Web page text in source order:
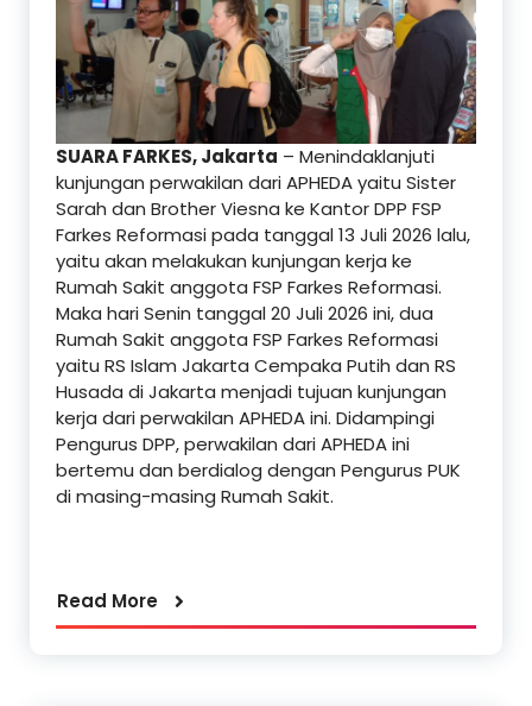
SUARA FARKES, Jakarta – Menindaklanjuti
kunjungan perwakilan dari APHEDA yaitu Sister
Sarah dan Brother Viesna ke Kantor DPP FSP
Farkes Reformasi pada tanggal 13 Juli 2026 lalu,
yaitu akan melakukan kunjungan kerja ke
Rumah Sakit anggota FSP Farkes Reformasi.
Maka hari Senin tanggal 20 Juli 2026 ini, dua
Rumah Sakit anggota FSP Farkes Reformasi
yaitu RS Islam Jakarta Cempaka Putih dan RS
Husada di Jakarta menjadi tujuan kunjungan
kerja dari perwakilan APHEDA ini. Didampingi
Pengurus DPP, perwakilan dari APHEDA ini
bertemu dan berdialog dengan Pengurus PUK
di masing-masing Rumah Sakit.
Read More